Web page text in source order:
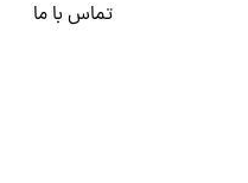
تماس با ما